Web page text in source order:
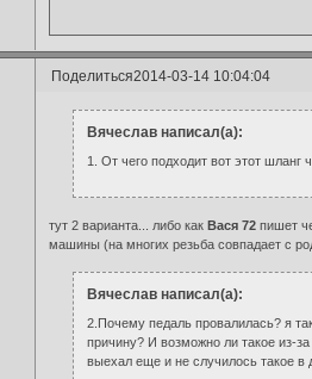
Поделиться2014-03-14 10:04:04
Вячеслав написал(а):
1. От чего подходит вот этот шланг
тут 2 варианта... либо какВася 72 пишет
машины (на многих резьба совпадает с
Вячеслав написал(а):
2.Почему педаль провалилась? я
причину? И возможно ли такое из-
выехал еще и не случилось такое в